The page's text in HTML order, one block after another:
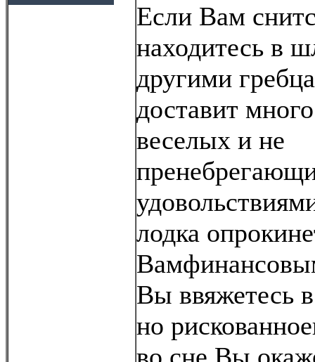
Если Вам
находитесь в
другими
доставит
веселых и не
лодка
Вы ввяжетесь
но